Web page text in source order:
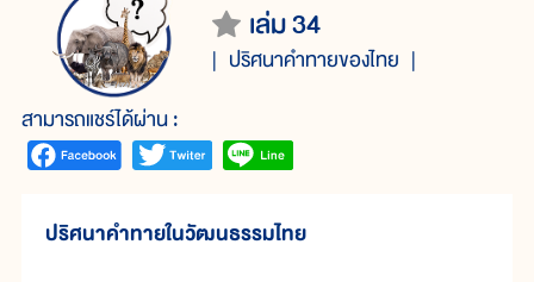
เล่ม 34
ปริศนาคำทายของไทย
สามารถแชร์ได้ผ่าน :
ปริศนาคำทายในวัฒนธรรมไทย